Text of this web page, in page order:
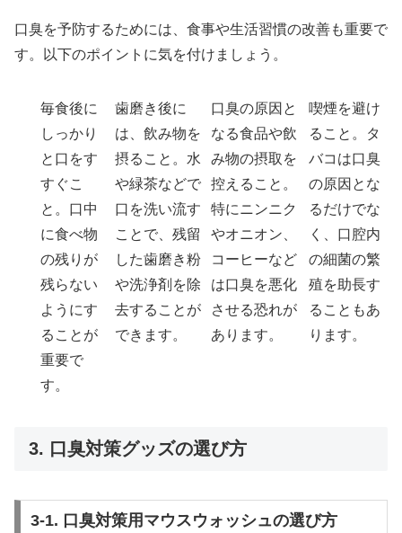
口臭を予防するためには、食事や生活習慣の改善も重要で
す。以下のポイントに気を付けましょう。
毎食後に
しっかり
と口をす
すぐこ
と。口中
に食べ物
の残りが
残らない
ようにす
ることが
重要で
す。
歯磨き後に
は、飲み物を
摂ること。水
や緑茶などで
口を洗い流す
ことで、残留
した歯磨き粉
や洗浄剤を除
去することが
できます。
口臭の原因と
なる食品や飲
み物の摂取を
控えること。
特にニンニク
やオニオン、
コーヒーなど
は口臭を悪化
させる恐れが
あります。
喫煙を避け
ること。タ
バコは口臭
の原因とな
るだけでな
く、口腔内
の細菌の繁
殖を助長す
ることもあ
ります。
3. 口臭対策グッズの選び方
3-1. 口臭対策用マウスウォッシュの選び方